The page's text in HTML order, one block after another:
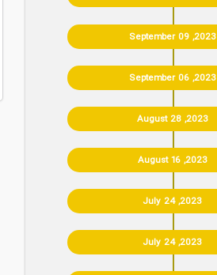
September 09 ,2023
September 06 ,2023
August 28 ,2023
August 16 ,2023
July 24 ,2023
July 24 ,2023